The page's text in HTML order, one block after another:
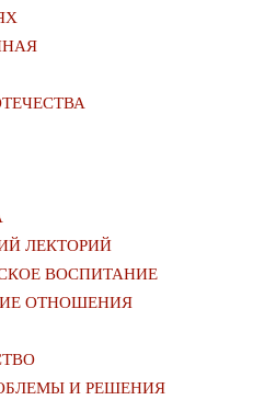
ЛЕКТОРИЙ
ВОСПИТАНИЕ
ОТНОШЕНИЯ
И РЕШЕНИЯ